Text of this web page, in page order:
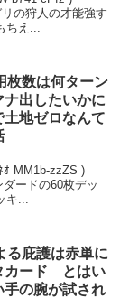
の狩人の才能強す
ちえ...
枚数は何ターン
ナ出したいかに
地ゼロなんて
ｵ MM1b-zzZS )
ードの60枚デッ
赤のデッキ...
る庇護は赤単に
カード とはい
手の腕が試され